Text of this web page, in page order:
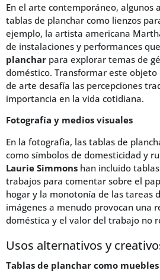
En el arte contemporáneo, algunos
tablas de planchar como lienzos
ejemplo, la artista americana
de instalaciones y performances
planchar para explorar temas de
doméstico. Transformar este
de arte desafía las percepciones
importancia en la vida cotidiana.
Fotografía y medios visuales
En la fotografía, las tablas de
como símbolos de domesticidad y
Laurie Simmons han incluido
trabajos para comentar sobre el
hogar y la monotonía de las tareas
imágenes a menudo provocan una
doméstica y el valor del trabajo no
Usos alternativos y
Tablas de planchar como